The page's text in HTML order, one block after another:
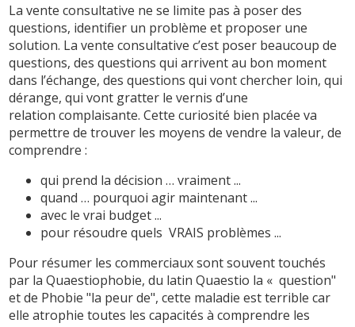
La vente consultative ne se limite pas à poser des
questions, identifier un problème et proposer une
solution. La vente consultative c’est poser beaucoup de
questions, des questions qui arrivent au bon moment
dans l’échange, des questions qui vont chercher loin, qui
dérange, qui vont gratter le vernis d’une
relation complaisante. Cette curiosité bien placée va
permettre de trouver les moyens de vendre la valeur, de
comprendre :
qui prend la décision … vraiment ...
quand … pourquoi agir maintenant ...
avec le vrai budget ...
pour résoudre quels VRAIS problèmes ...
Pour résumer les commerciaux sont souvent touchés
par la Quaestiophobie, du latin Quaestio la « question"
et de Phobie "la peur de", cette maladie est terrible car
elle atrophie toutes les capacités à comprendre les